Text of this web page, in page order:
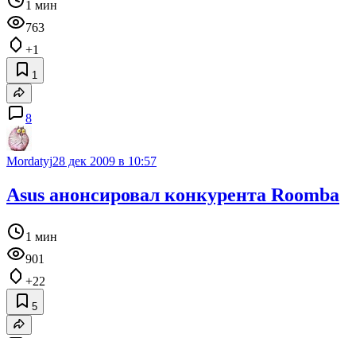
1 мин
763
+1
1
8
Mordatyj28 дек 2009 в 10:57
Asus анонсировал конкурента Roomba
1 мин
901
+22
5